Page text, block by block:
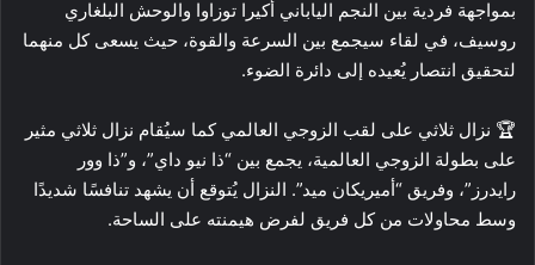
بمواجهة فردية بين النجم الياباني أكيرا توزاوا والوحش البلغاري
روسيف، في لقاء سيجمع بين السرعة والقوة، حيث يسعى كل منهما
لتحقيق انتصار يُعيده إلى دائرة الضوء.
🏆 نزال ثلاثي على لقب الزوجي العالمي كما سيُقام نزال ثلاثي مثير
على بطولة الزوجي العالمية، يجمع بين “ذا نيو داي”، و”ذا وور
رايدرز”، وفريق “أميريكان ميد”. النزال يُتوقع أن يشهد تنافسًا شديدًا
وسط محاولات من كل فريق لفرض هيمنته على الساحة.